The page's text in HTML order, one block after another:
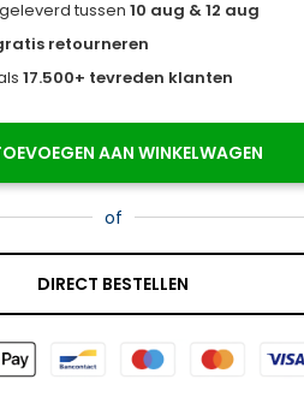
tussen10 aug & 12 aug
retourneren
17.500+ tevreden klanten
AAN WINKELWAGEN
of
DIRECT BESTELLEN